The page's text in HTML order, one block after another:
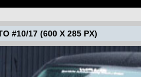
#10/17 (600 X 285 PX)